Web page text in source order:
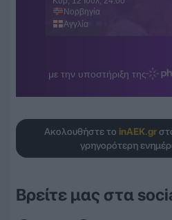
Ακολουθήστε το inAEK.gr
γρηγορότερη
Βρείτε μας στα